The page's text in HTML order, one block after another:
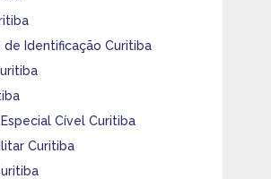
de Identificação Curitiba
Cível Curitiba
Curitiba